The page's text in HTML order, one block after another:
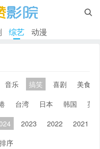

综艺 动漫
音乐 搞笑 喜剧
美食
台湾 日本 韩国
英
2023 2022 2021
序